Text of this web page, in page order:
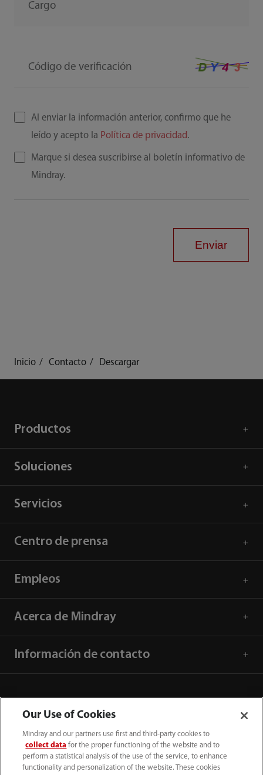
Cargo
Código de verificación
Al enviar la información anterior, confirmo que he
leído y acepto la Política de privacidad.
Marque si desea suscribirse al boletín informativo de
Mindray.
Enviar
Inicio Contacto Descargar
Productos
Soluciones
Servicios
Centro de prensa
Empleos
Acerca de Mindray
Información de contacto
Our Use of Cookies
Mindray and our partners use first and third-party cookies to
collect data for the proper functioning of the website and to
perform a statistical analysis of the use of the service, to enhance
functionality and personalization of the website. These cookies